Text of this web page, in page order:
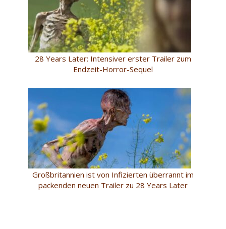
28 Years Later: Intensiver erster Trailer zum
Endzeit-Horror-Sequel
Großbritannien ist von Infizierten überrannt im
packenden neuen Trailer zu 28 Years Later